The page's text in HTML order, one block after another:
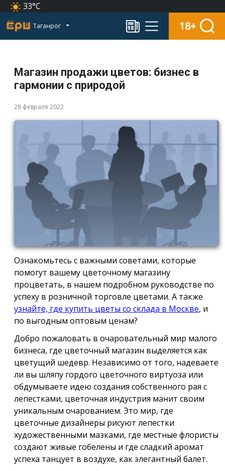
33°C
Таганрог 18+
Магазин продажи цветов: бизнес в
гармонии с природой
28 февраля 2022
Ознакомьтесь с важными советами, которые
помогут вашему цветочному магазину
процветать, в нашем подробном руководстве по
успеху в розничной торговле цветами. А также
узнайте, где купить цветы со склада в Москве, и
по выгодным оптовым ценам?
Добро пожаловать в очаровательный мир малого
бизнеса, где цветочный магазин выделяется как
цветущий шедевр. Независимо от того, надеваете
ли вы шляпу гордого цветочного виртуоза или
обдумываете идею создания собственного рая с
лепестками, цветочная индустрия манит своим
уникальным очарованием. Это мир, где
цветочные дизайнеры рисуют лепестки
художественными мазками, где местные флористы
создают живые гобелены и где сладкий аромат
успеха танцует в воздухе, как элегантный балет.